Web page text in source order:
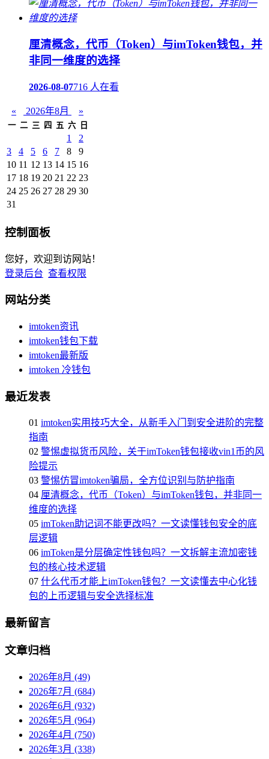
厘清概念，代币（Token）与imToken钱包，并
非同一维度的选择
2026-08-07716 人在看
« 2026年8月 »
一 二 三 四 五 六 日
1
2
3
4 5 6 7 8
9
10 11 12 13 14 15 16
17 18 19 20 21 22 23
24 25 26 27 28 29 30
31
控制面板
您好，欢迎到访网站！
登录后台 查看权限
网站分类
imtoken资讯
imtoken钱包下载
imtoken最新版
imtoken 冷钱包
最近发表
01 imtoken实用技巧大全，从新手入门到安全进阶的完整
指南
02 警惕虚拟货币风险，关于imToken钱包接收vin1币的风
险提示
03 警惕仿冒imtoken骗局，全方位识别与防护指南
04 厘清概念，代币（Token）与imToken钱包，并非同一
维度的选择
05 imToken助记词不能更改吗？一文读懂钱包安全的底
层逻辑
06 imToken是分层确定性钱包吗？一文拆解主流加密钱
包的核心技术逻辑
07 什么代币才能上imToken钱包？一文读懂去中心化钱
包的上币逻辑与安全选择标准
最新留言
文章归档
2026年8月 (49)
2026年7月 (684)
2026年6月 (932)
2026年5月 (964)
2026年4月 (750)
2026年3月 (338)